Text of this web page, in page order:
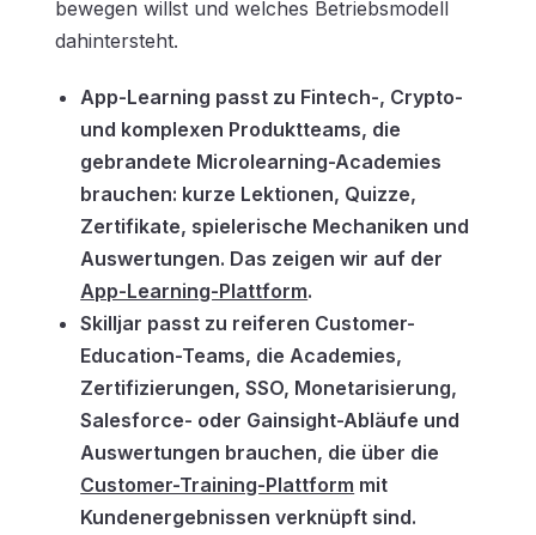
bewegen willst und welches Betriebsmodell
dahintersteht.
App-Learning passt zu Fintech-, Crypto-
und komplexen Produktteams, die
gebrandete Microlearning-Academies
brauchen: kurze Lektionen, Quizze,
Zertifikate, spielerische Mechaniken und
Auswertungen. Das zeigen wir auf der
App-Learning-Plattform.
Skilljar passt zu reiferen Customer-
Education-Teams, die Academies,
Zertifizierungen, SSO, Monetarisierung,
Salesforce- oder Gainsight-Abläufe und
Auswertungen brauchen, die über die
Customer-Training-Plattform mit
Kundenergebnissen verknüpft sind.